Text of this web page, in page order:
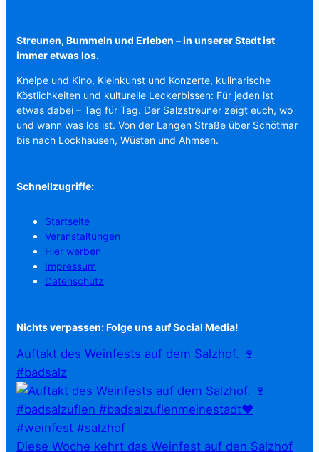
Streunen, Bummeln und Erleben – in unserer Stadt ist
immer etwas los.
Kneipe und Kino, Kleinkunst und Konzerte, kulinarische
Köstlichkeiten und kulturelle Leckerbissen: Für jeden ist
etwas dabei – Tag für Tag. Der Salzstreuner zeigt euch, wo
und wann was los ist. Von der Langen Straße über Schötmar
bis nach Lockhausen, Wüsten und Ahmsen.
Schnellzugriffe:
Startseite
Veranstaltungen
Hier werben
Impressum
Datenschutz
Nichts verpassen: Folge uns auf Social Media!
Auftakt des Weinfests auf dem Salzhof. 🍷
#badsalz
Diese Woche kehrt das Weinfest auf den Salzhof